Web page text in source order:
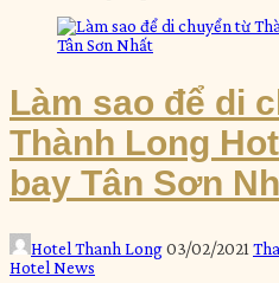
Làm sao để di
Thành Long
bay Tân Sơn
Hotel Thanh Long03/02/2021
Hotel News